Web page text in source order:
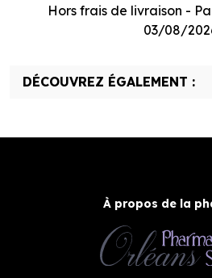
Hors frais de livraison -
03/08/
DÉCOUVREZ ÉGALEMENT :
À propos de la